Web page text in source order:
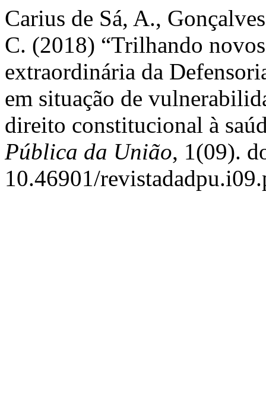
Carius de Sá, A.,
C. (2018) “Trilhando
extraordinária da
em situação de
direito constitucional à
Pública da União, 1(09).
10.46901/